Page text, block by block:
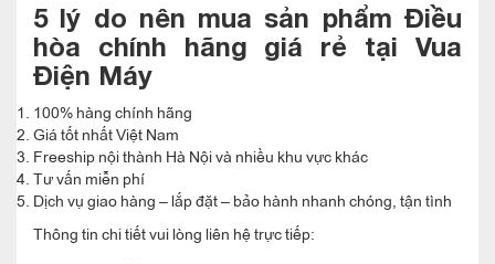
5 lý do nên mua sản phẩm Điều
hòa chính hãng giá rẻ tại Vua
Điện Máy
100% hàng chính hãng
Giá tốt nhất Việt Nam
Freeship nội thành Hà Nội và nhiều khu vực khác
Tư vấn miễn phí
Dịch vụ giao hàng – lắp đặt – bảo hành nhanh chóng, tận tình
Thông tin chi tiết vui lòng liên hệ trực tiếp: